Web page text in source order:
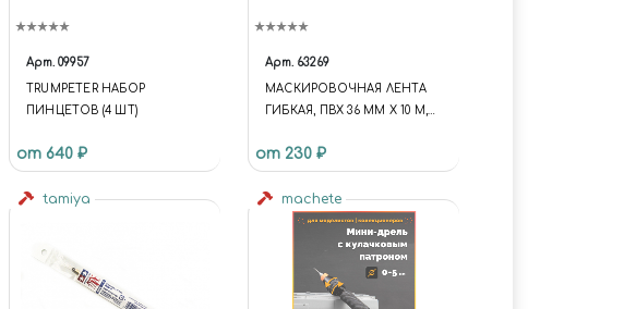
Арт. 09957
TRUMPETER НАБОР
ПИНЦЕТОВ (4 ШТ)
от 640 ₽
Арт. 63269
МАСКИРОВОЧНАЯ ЛЕНТА
ГИБКАЯ, ПВХ 36 ММ Х 10 М,
от 230 ₽
tamiya machete